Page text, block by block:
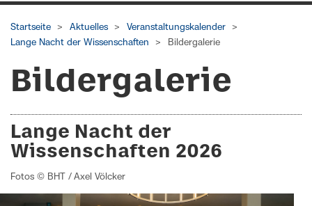
Startseite Aktuelles
Veranstaltungskalender
Lange Nacht der Wissenschaften
Bildergalerie
Bildergalerie
Lange Nacht der
Wissenschaften 2026
Fotos © BHT / Axel Völcker